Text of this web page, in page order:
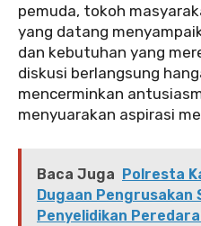
pemuda, tokoh
yang datang
dan kebutuhan yang
diskusi berlangsung
mencerminkan
menyuarakan aspirasi
Baca Juga Polresta
Dugaan Pengrusakan
Penyelidikan